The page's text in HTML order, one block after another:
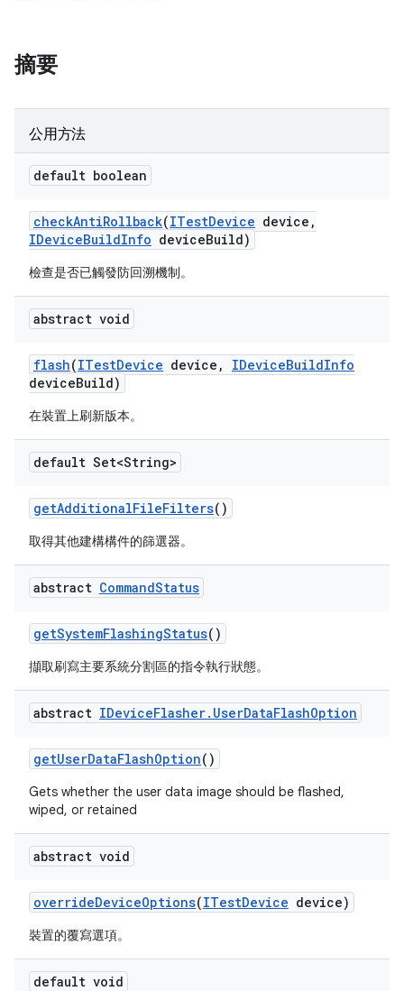
摘要
公用方法
default boolean
checkAntiRollback(ITestDevice device ,
IDeviceBuildInfo deviceBuild)
檢查是否已觸發防回溯機制。
abstract void
flash(ITestDevice device , IDeviceBuildInfo
deviceBuild)
在裝置上刷新版本。
default Set<String>
getAdditionalFileFilters()
取得其他建構構件的篩選器。
abstract CommandStatus
getSystemFlashingStatus()
擷取刷寫主要系統分割區的指令執行狀態。
abstract IDeviceFlasher. UserDataFlashOption
getUserDataFlashOption()
Gets whether the user data image should be flashed,
wiped, or retained
abstract void
overrideDeviceOptions(ITestDevice device)
裝置的覆寫選項。
default void